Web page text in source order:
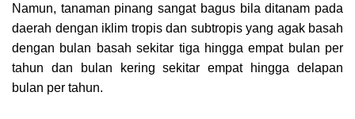
Namun, tanaman pinang sangat bagus bila ditanam pada
daerah dengan iklim tropis dan subtropis yang agak basah
dengan bulan basah sekitar tiga hingga empat bulan per
tahun dan bulan kering sekitar empat hingga delapan
bulan per tahun.